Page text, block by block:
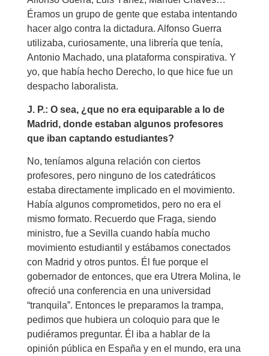
Éramos un grupo de gente que estaba intentando
hacer algo contra la dictadura. Alfonso Guerra
utilizaba, curiosamente, una librería que tenía,
Antonio Machado, una plataforma conspirativa. Y
yo, que había hecho Derecho, lo que hice fue un
despacho laboralista.
J. P.: O sea, ¿que no era equiparable a lo de
Madrid, donde estaban algunos profesores
que iban captando estudiantes?
No, teníamos alguna relación con ciertos
profesores, pero ninguno de los catedráticos
estaba directamente implicado en el movimiento.
Había algunos comprometidos, pero no era el
mismo formato. Recuerdo que Fraga, siendo
ministro, fue a Sevilla cuando había mucho
movimiento estudiantil y estábamos conectados
con Madrid y otros puntos. Él fue porque el
gobernador de entonces, que era Utrera Molina, le
ofreció una conferencia en una universidad
“tranquila”. Entonces le preparamos la trampa,
pedimos que hubiera un coloquio para que le
pudiéramos preguntar. Él iba a hablar de la
opinión pública en España y en el mundo, era una